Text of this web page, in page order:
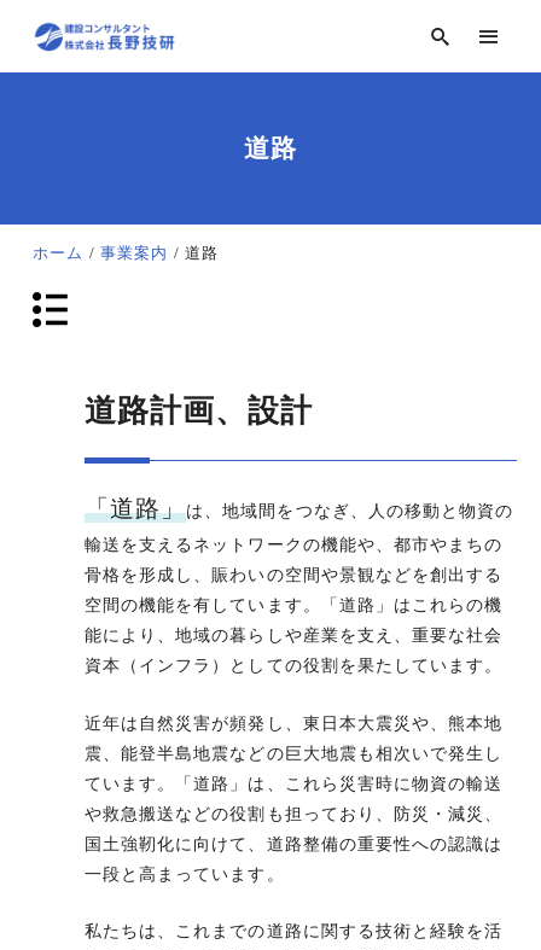
道路
ホーム 事業案内 道路
道路計画、設計
「道路」は、地域間をつなぎ、人の移動と物資の
輸送を支えるネットワークの機能や、都市やまちの
骨格を形成し、賑わいの空間や景観などを創出する
空間の機能を有しています。「道路」はこれらの機
能により、地域の暮らしや産業を支え、重要な社会
資本（インフラ）としての役割を果たしています。
近年は自然災害が頻発し、東日本大震災や、熊本地
震、能登半島地震などの巨大地震も相次いで発生し
ています。「道路」は、これら災害時に物資の輸送
や救急搬送などの役割も担っており、防災・減災、
国土強靭化に向けて、道路整備の重要性への認識は
一段と高まっています。
私たちは、これまでの道路に関する技術と経験を活